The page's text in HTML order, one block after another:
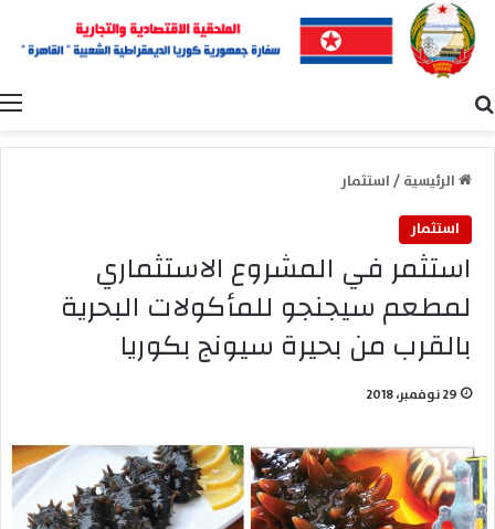
الرئيسية/استثمار
استثمار
استثمر في المشروع الاستثماري
لمطعم سيجنجو للمأكولات البحرية
بالقرب من بحيرة سيونج بكوريا
29 نوفمبر، 2018